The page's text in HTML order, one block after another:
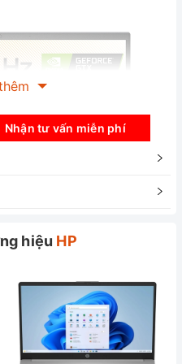
AMD‌ ‌được‌ ‌trang‌ ‌bị‌ ‌màn‌
‌cao,‌ ‌144Hz,‌ ‌với‌ ‌độ‌ ‌phủ‌ ‌màu‌
Nhận tư vấn miễn phí
hiệu HP